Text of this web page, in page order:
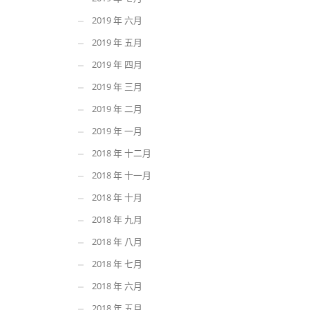
2019 年 六月
2019 年 五月
2019 年 四月
2019 年 三月
2019 年 二月
2019 年 一月
2018 年 十二月
2018 年 十一月
2018 年 十月
2018 年 九月
2018 年 八月
2018 年 七月
2018 年 六月